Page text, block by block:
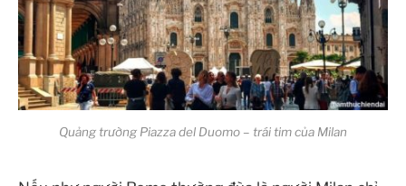
Quảng trường Piazza del Duomo – trái tim của Milan